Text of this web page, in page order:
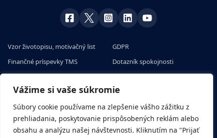
Vážime si vaše súkromie
Súbory cookie používame na zlepšenie vášho zážitku z
prehliadania, poskytovanie prispôsobených reklám alebo
obsahu a analýzu našej návštevnosti. Kliknutím na "Prijať
Vzor životopisu, motivačný list
Finančné príspevky TMS
Skúsenosti klientov s prácou v
zahraničí
brigádach
Rady a tipy
GDPR
Dotazník spokojnosti
Veľtrhy práce v Európe
Pracovné ponuky na európskom